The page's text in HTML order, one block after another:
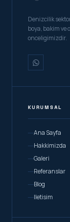
Denizcilik
boya, bakim
onceligimizdir.
KURUMSAL
Ana Sayfa
Hakkimizda
Galeri
Referanslar
Blog
Iletisim